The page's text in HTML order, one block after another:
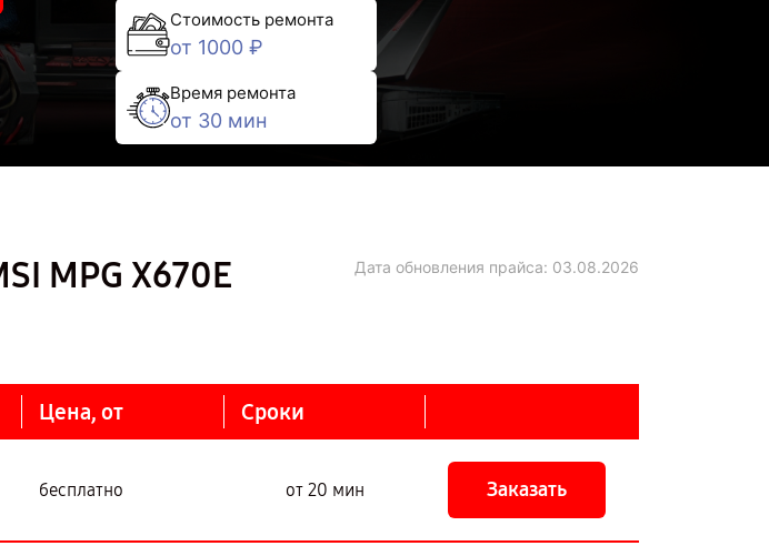
Стоимость ремонта
от 1000 ₽
Время ремонта
от 30 мин
MPG X670E
Дата обновления прайса: 03.08.2026
Цена, от Сроки
бесплатно от 20 мин Заказать